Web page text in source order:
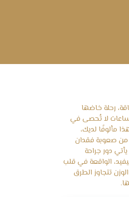
رحلة خاضها
ساعات لا تُحصى في
مألوفًا لديك،
من صعوبة فقدان
دور جراحة
الواقعة في قلب
تتجاوز الطرق